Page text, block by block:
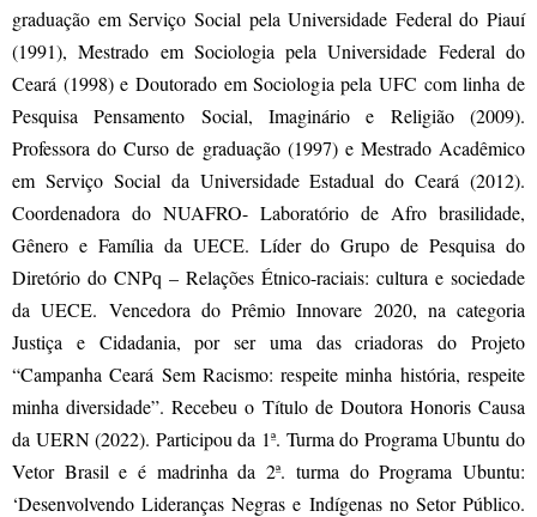
graduação em Serviço Social pela Universidade Federal do Piauí
(1991), Mestrado em Sociologia pela Universidade Federal do
Ceará (1998) e Doutorado em Sociologia pela UFC com linha de
Pesquisa Pensamento Social, Imaginário e Religião (2009).
Professora do Curso de graduação (1997) e Mestrado Acadêmico
em Serviço Social da Universidade Estadual do Ceará (2012).
Coordenadora do NUAFRO- Laboratório de Afro brasilidade,
Gênero e Família da UECE. Líder do Grupo de Pesquisa do
Diretório do CNPq – Relações Étnico-raciais: cultura e sociedade
da UECE. Vencedora do Prêmio Innovare 2020, na categoria
Justiça e Cidadania, por ser uma das criadoras do Projeto
“Campanha Ceará Sem Racismo: respeite minha história, respeite
minha diversidade”. Recebeu o Título de Doutora Honoris Causa
da UERN (2022). Participou da 1ª. Turma do Programa Ubuntu do
Vetor Brasil e é madrinha da 2ª. turma do Programa Ubuntu:
‘Desenvolvendo Lideranças Negras e Indígenas no Setor Público.